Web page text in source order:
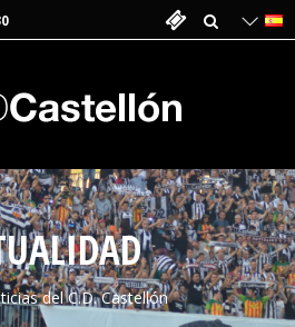
del C.D. Castellón